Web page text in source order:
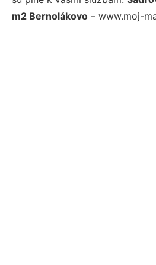
m2 Bernolákovo – www.moj-